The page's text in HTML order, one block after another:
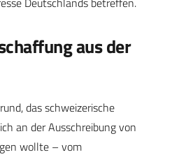
aus der
das schweizerische
an der Ausschreibung von
wollte – vom